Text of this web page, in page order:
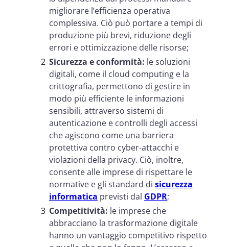
migliorare l’efficienza operativa
complessiva. Ciò può portare a tempi di
produzione più brevi, riduzione degli
errori e ottimizzazione delle risorse;
Sicurezza e conformità: le soluzioni
digitali, come il cloud computing e la
crittografia, permettono di gestire in
modo più efficiente le informazioni
sensibili, attraverso sistemi di
autenticazione e controlli degli accessi
che agiscono come una barriera
protettiva contro cyber-attacchi e
violazioni della privacy. Ciò, inoltre,
consente alle imprese di rispettare le
normative e gli standard di sicurezza
informatica previsti dal GDPR;
Competitività: le imprese che
abbracciano la trasformazione digitale
hanno un vantaggio competitivo rispetto